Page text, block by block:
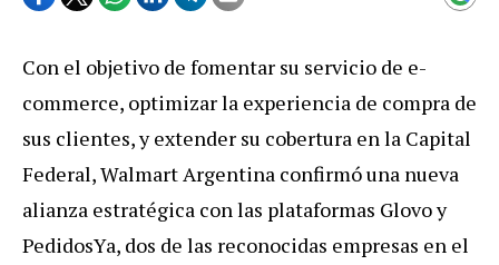
Con el objetivo de fomentar su servicio de e-
commerce, optimizar la experiencia de compra de
sus clientes, y extender su cobertura en la Capital
Federal, Walmart Argentina confirmó una nueva
alianza estratégica con las plataformas Glovo y
PedidosYa, dos de las reconocidas empresas en el